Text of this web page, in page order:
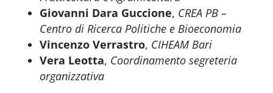
Giovanni Dara Guccione, CREA PB –
Centro di Ricerca Politiche e Bioeconomia
Vincenzo Verrastro, CIHEAM Bari
Vera Leotta, Coordinamento segreteria
organizzativa